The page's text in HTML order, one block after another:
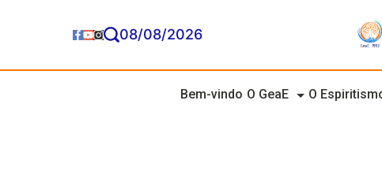
08/08/2026
Bem-vindo O GeaE O